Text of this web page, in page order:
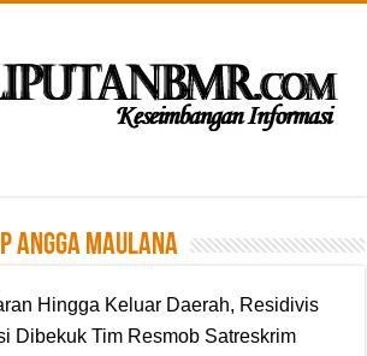
Angga Maulana
Hingga Keluar Daerah, Residivis
Dibekuk Tim Resmob Satreskrim